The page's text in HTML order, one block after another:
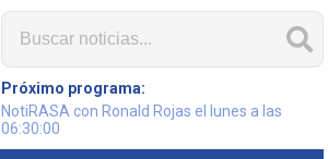
Próximo programa:
NotiRASA con Ronald Rojas el lunes a las
06:30:00